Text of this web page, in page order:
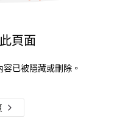
頁面
已被隱藏或刪除。